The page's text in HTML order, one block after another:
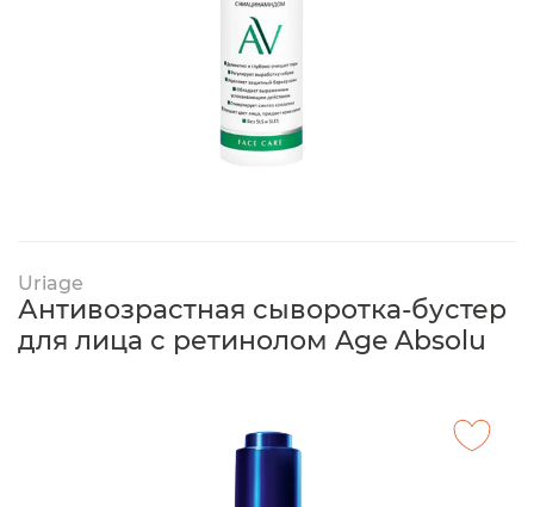
Uriage
Антивозрастная сыворотка-бустер
для лица с ретинолом Age Absolu